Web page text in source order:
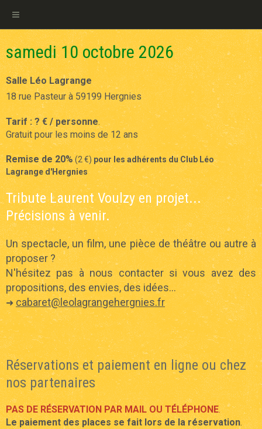
samedi 10 octobre 2026
Salle Léo Lagrange
18 rue Pasteur à 59199 Hergnies
Tarif : ? € / personne.
Gratuit pour les moins de 12 ans
Remise de 20%(2 €)pour les adhérents du Club Léo
Lagrange d'Hergnies
Tribute Laurent Voulzy en projet...
Précisions à venir.
Un spectacle, un film, une pièce de théâtre ou autre à
proposer ?
N'hésitez pas à nous contacter si vous avez des
propositions, des envies, des idées...
➜cabaret@leolagrangehergnies.fr
Réservations et paiement en ligne ou chez
nos partenaires
PAS DE RÉSERVATION PAR MAIL OU TÉLÉPHONE.
Le paiement des places se fait lors de la réservation.